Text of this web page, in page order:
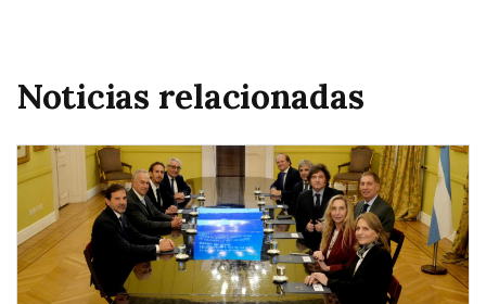
Noticias relacionadas